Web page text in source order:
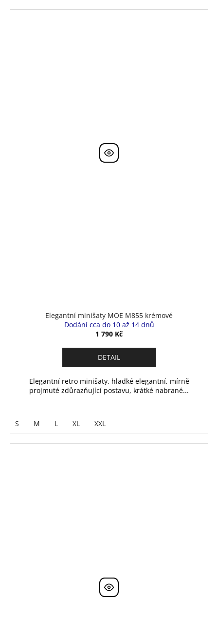
Elegantní minišaty MOE M855 krémové
Dodání cca do 10 až 14 dnů
1 790 Kč
DETAIL
Elegantní retro minišaty, hladké elegantní, mírně
projmuté zdůrazňující postavu, krátké nabrané...
S M L XL XXL